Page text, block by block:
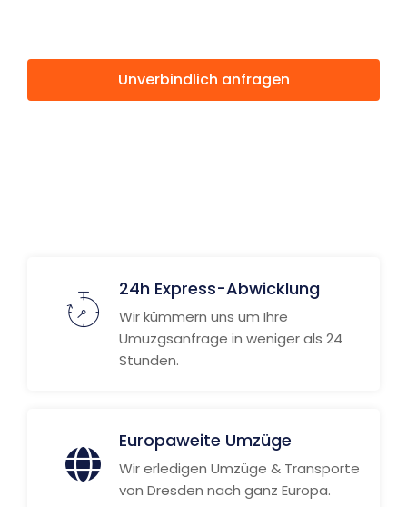
Unverbindlich anfragen
24h Express-Abwicklung
Wir kümmern uns um Ihre
Umuzgsanfrage in weniger als 24
Stunden.
Europaweite Umzüge
Wir erledigen Umzüge & Transporte
von Dresden nach ganz Europa.